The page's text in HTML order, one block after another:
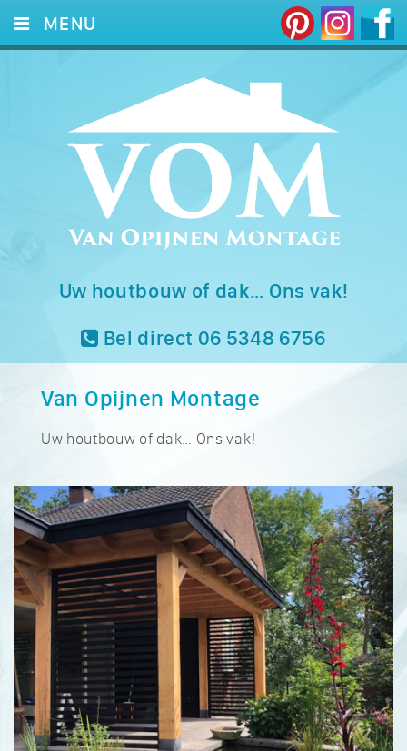
Uw houtbouw of dak… Ons vak!
Bel direct 06 5348 6756
MENU
FOTO’S
REFERENTIES
Van Opijnen Montage
Uw houtbouw of dak… Ons vak!